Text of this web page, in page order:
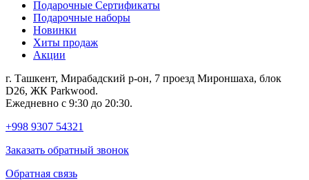
Подарочные Сертификаты
Подарочные наборы
Новинки
Хиты продаж
Акции
г. Ташкент, Мирабадский р-он, 7 проезд Мироншаха, блок
D26, ЖК Раrkwood.
Ежедневно с 9:30 до 20:30.
+998 9307 54321
Заказать обратный звонок
Обратная связь